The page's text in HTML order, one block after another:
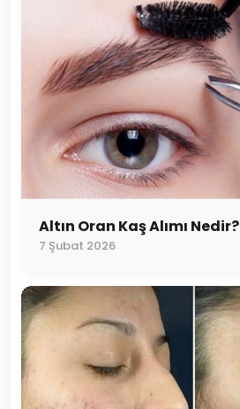
Altın Oran Kaş Alımı Nedir?
7 Şubat 2026